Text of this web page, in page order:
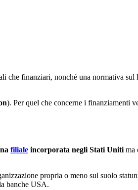
che finanziari, nonché una normativa sul
). Per quel che concerne i finanziamenti
filiale incorporata negli Stati Unitima
propria o meno sul suolo
banche USA.